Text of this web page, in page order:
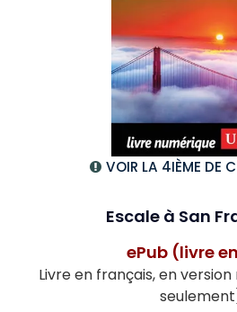
VOIR LA 4IÈME DE
Escale à San
ePub (livre
Livre en français, en